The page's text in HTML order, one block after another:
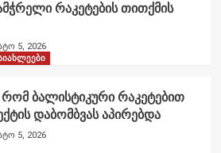
რაკეტების თითქმის
5, 2026
რომ ბალისტიკური რაკეტებით
დაბომბვას აპირებდა
5, 2026